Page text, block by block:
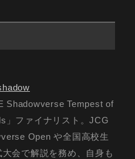
Shadowverse Tempest of
」ファイナリスト。JCG
Open や全国高校生
会で解説を務め、自身も